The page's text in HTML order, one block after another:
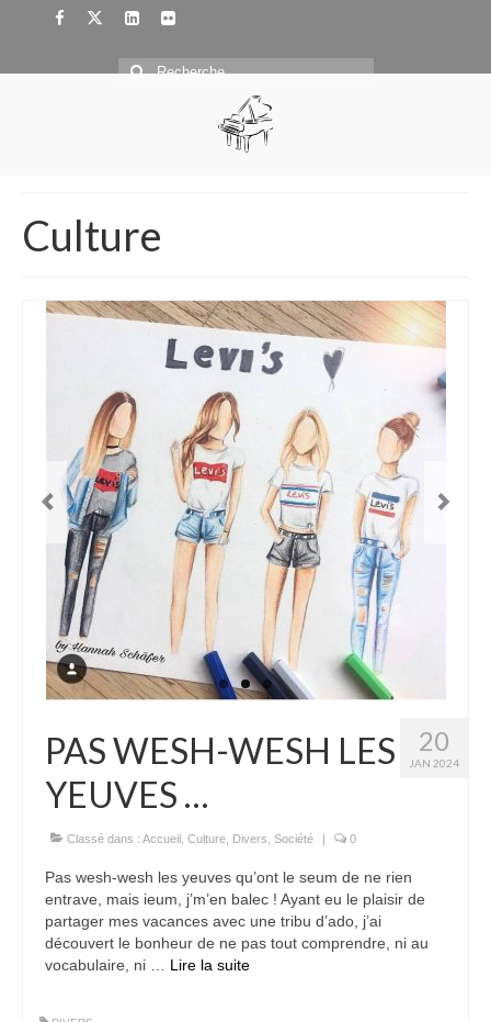
Rechercher
Culture
20
JAN 2024
PAS WESH-WESH LES
YEUVES …
Classé dans : Accueil Culture Divers Société | 0
Pas wesh-wesh les yeuves qu’ont le seum de ne rien
entrave, mais ieum, j’m’en balec ! Ayant eu le plaisir de
partager mes vacances avec une tribu d’ado, j’ai
découvert le bonheur de ne pas tout comprendre, ni au
vocabulaire, ni … Lire la suite­­